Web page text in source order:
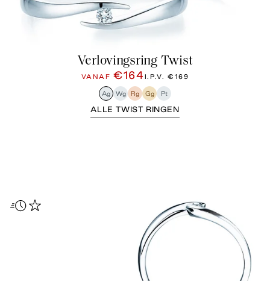
Verlovingsring Twist
VANAF€164 I.P.V. €169
Ag Wg Rg Gg Pt
ALLE TWIST RINGEN